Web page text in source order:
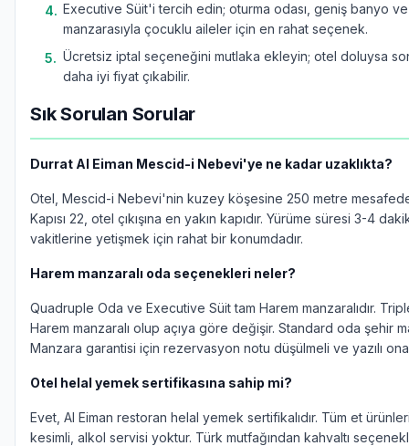
4. Executive Süit'i tercih edin; oturma odası, geniş banyo
manzarasıyla çocuklu aileler için en rahat seçenek.
5. Ücretsiz iptal seçeneğini mutlaka ekleyin; otel doluysa
daha iyi fiyat çıkabilir.
Sık Sorulan Sorular
Durrat Al Eiman Mescid-i Nebevi'ye ne kadar uzaklıkta?
Otel, Mescid-i Nebevi'nin kuzey köşesine 250 metre
Kapısı 22, otel çıkışına en yakın kapıdır. Yürüme süresi 3-4
vakitlerine yetişmek için rahat bir konumdadır.
Harem manzaralı oda seçenekleri neler?
Quadruple Oda ve Executive Süit tam Harem manzaralıdır.
Harem manzaralı olup açıya göre değişir. Standard oda şehir
Manzara garantisi için rezervasyon notu düşülmeli ve yazılı onay
Otel helal yemek sertifikasına sahip mi?
Evet, Al Eiman restoran helal yemek sertifikalıdır. Tüm et
kesimli, alkol servisi yoktur. Türk mutfağından kahvaltı